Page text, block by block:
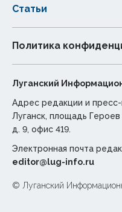
Статьи
Политика
Луганский
Адрес редакции и
Луганск, площадь
д. 9, офис 419.
Электронная почта
editor@lug-info.ru
© Луганский